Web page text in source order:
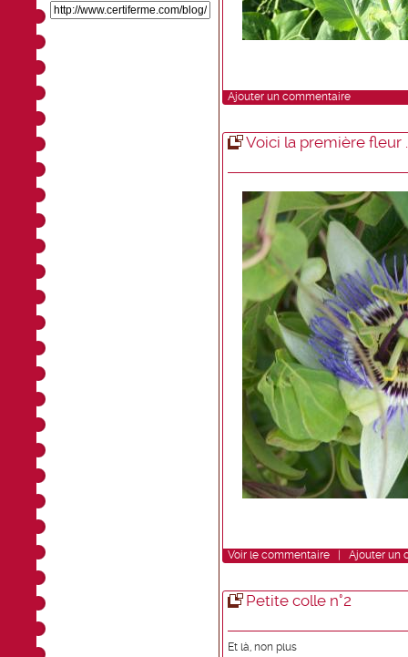
Ajouter un commentaire
Voici la première fleur
Voir le commentaire Ajouter un
Petite colle n°2
Et là, non plus